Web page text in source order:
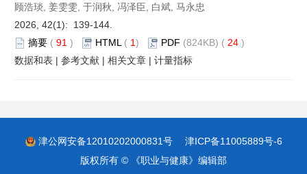
顾浩琰, 姜雯雯, 于润秋, 冯泽臣, 白斌, 马永忠
2026, 42(1): 139-144.
摘要 ( 91 ) HTML ( 1) PDF (824KB) ( 24 )
数据和表 | 参考文献 | 相关文章 | 计量指标
津公网安备12010202000831号
津ICP备11005889号-6
版权所有 © 《职业与健康》编辑部